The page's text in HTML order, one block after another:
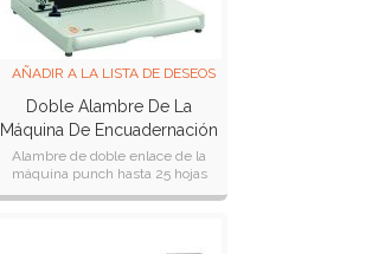
AÑADIR A LA LISTA DE DESEOS
Doble Alambre De La
Máquina De Encuadernación
Super34
Alambre de doble enlace de la
máquina punch hasta 25 hojas
cada vez un punzón 4, un 5, b5